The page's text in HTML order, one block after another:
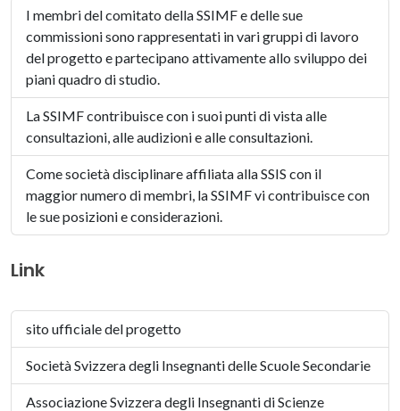
I membri del comitato della SSIMF e delle sue
commissioni sono rappresentati in vari gruppi di lavoro
del progetto e partecipano attivamente allo sviluppo dei
piani quadro di studio.
La SSIMF contribuisce con i suoi punti di vista alle
consultazioni, alle audizioni e alle consultazioni.
Come società disciplinare affiliata alla SSIS con il
maggior numero di membri, la SSIMF vi contribuisce con
le sue posizioni e considerazioni.
Link
sito ufficiale del progetto
Società Svizzera degli Insegnanti delle Scuole Secondarie
Associazione Svizzera degli Insegnanti di Scienze